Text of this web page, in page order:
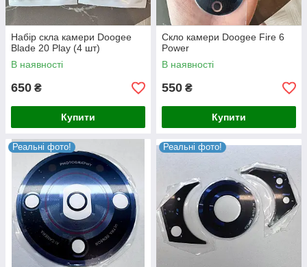
Набір скла камери Doogee
Blade 20 Play (4 шт)
В наявності
650 ₴
Купити
Скло камери Doogee Fire 6
Power
В наявності
550 ₴
Купити
Реальні фото! Реальні фото!